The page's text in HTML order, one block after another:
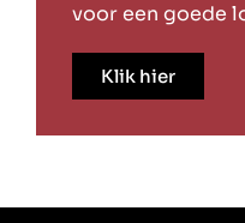
voor een goede
Klik hier